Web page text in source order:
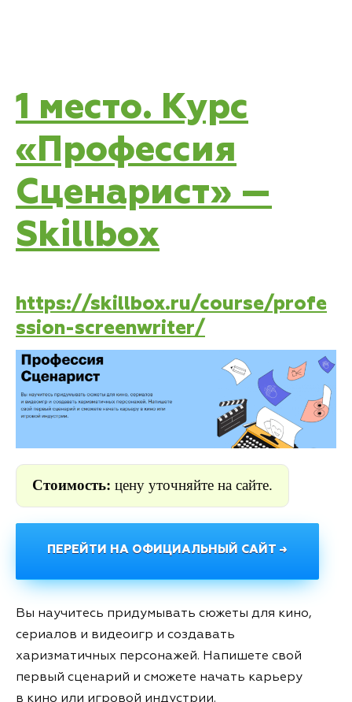
1 место. Курс
«Профессия
Сценарист» —
Skillbox
https://skillbox.ru/course/profe
ssion-screenwriter/
Стоимость: цену уточняйте на сайте.
ПЕРЕЙТИ НА ОФИЦИАЛЬНЫЙ САЙТ →
Вы научитесь придумывать сюжеты для кино,
сериалов и видеоигр и создавать
харизматичных персонажей. Напишете свой
первый сценарий и сможете начать карьеру
в кино или игровой индустрии.